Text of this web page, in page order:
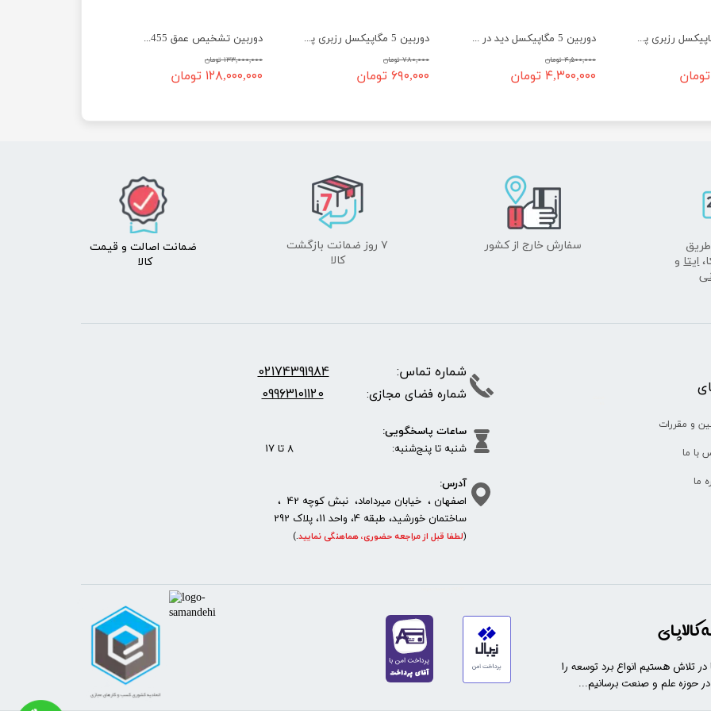
دوربین تشخیص عمق Intel RealSense Depth D455
۱۳۳,۰۰۰,۰۰۰ تومان
۱۲۸,۰۰۰,۰۰۰ تومان
دوربین 5 مگاپیکسل رزبری پای
۷۸۰,۰۰۰ تومان
۶۹۰,۰۰۰ تومان
دوربین 5 مگاپیکسل دید در روز و شب اتوماتیک IR-cut رزبری پای
۴,۵۰۰,۰۰۰ تومان
۴,۳۰۰,۰۰۰ تومان
دوربین 8 مگاپیکسل رزبری پای IMX219 ماژول 2
ایتاو
سفارش خارج از کشور
۷ روز ضمانت بازگشت
​​​​​​​کالا
ضمانت اصالت و قیمت​​​​​​​
کالا ​​​​​​​
و مقررات
با ما
ما
در تلاش هستیم انواع برد توسعه را
حوزه علم و صنعت برسانیم...
شماره تماس: 02174391984
شماره فضای مجازی: 09963101120
ساعات پاسخگویی:
شنبه تا پنج‌شنبه: 8 تا 17
آدرس:
اصفهان ، خیابان میرداماد، نبش کوچه 42 ،
ساختمان خورشید، طبقه 4، واحد 11، پلاک 292
(لطفا قبل از مراجعه حضوری، هماهنگی نمایید.
)